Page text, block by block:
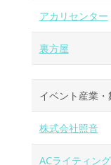
アカリセンター
裏方屋
イベント産業
株式会社照音
ACライティン